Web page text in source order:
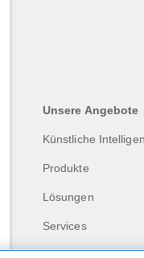
Unsere Angebote
Künstliche
Produkte
Lösungen
Services